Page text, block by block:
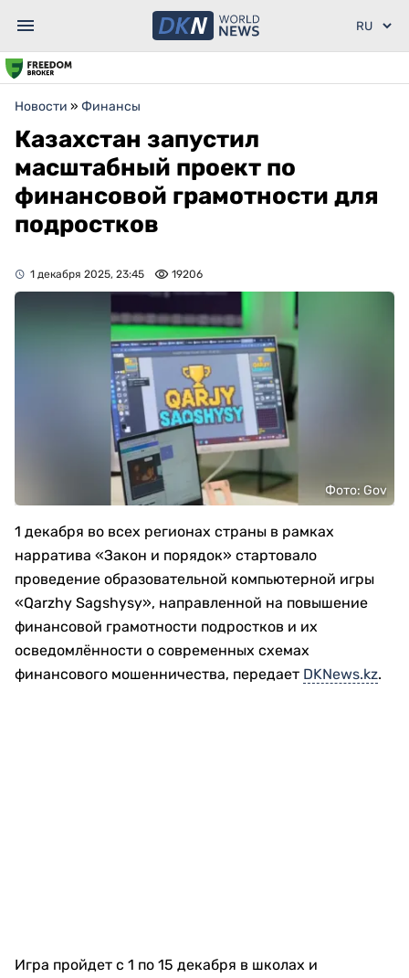
Новости » Финансы
Казахстан запустил
масштабный проект по
финансовой грамотности для
подростков
1 декабря 2025, 23:45 19206
Фото: Gov
1 декабря во всех регионах страны в рамках
нарратива «Закон и порядок» стартовало
проведение образовательной компьютерной игры
«Qarzhy Sagshysy», направленной на повышение
финансовой грамотности подростков и их
осведомлённости о современных схемах
финансового мошенничества, передает DKNews.kz.
Игра пройдет с 1 по 15 декабря в школах и